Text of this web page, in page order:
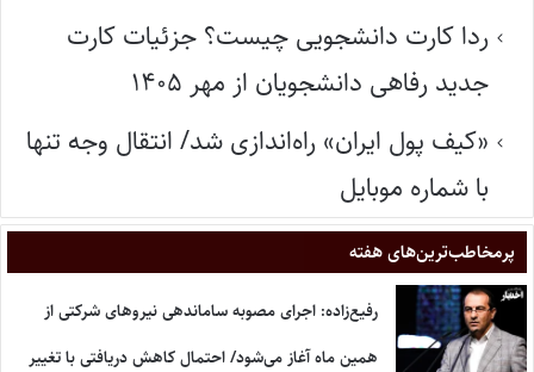
ردا کارت دانشجویی چیست؟ جزئیات کارت
جدید رفاهی دانشجویان از مهر ۱۴۰۵
«کیف پول ایران» راه‌اندازی شد/ انتقال وجه تنها
با شماره موبایل
پر‌مخاطب‌ترین‌های هفته
رفیع‌زاده: اجرای مصوبه ساماندهی نیروهای شرکتی از
همین ماه آغاز می‌شود/ احتمال کاهش دریافتی با تغییر